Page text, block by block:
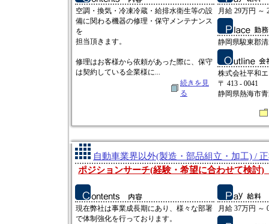
空調・換気・冷凍冷蔵・給排水衛生等の設
備に関わる機器の修理・保守メンテナンス
を
担当頂きます。
修理はお客様から依頼があった際に、保守
は契約している企業様に...
続きを見
る
月給 29万円 ～
静岡県駿東郡
株式会社平和
〒 413 - 0041
静岡県熱海市
自動車業界以外(製造・部品組立・加工) /
ポジションサーチ(経験・希望に合わせて検討
現在弊社は事業成長期にあり、様々な部署
で体制強化を行っております。
月給 37万円 ～